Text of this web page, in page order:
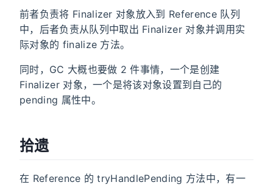
前者负责将 Finalizer 对象放入到 Reference 队列
中，后者负责从队列中取出 Finalizer 对象并调用实
际对象的 finalize 方法。
同时，GC 大概也要做 2 件事情，一个是创建
Finalizer 对象，一个是将该对象设置到自己的
pending 属性中。
拾遗
在 Reference 的 tryHandlePending 方法中，有一